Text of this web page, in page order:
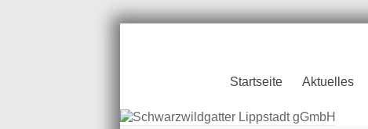
Schwarzwildgatter
Lippstadt gGmbH
Startseite Aktuelles